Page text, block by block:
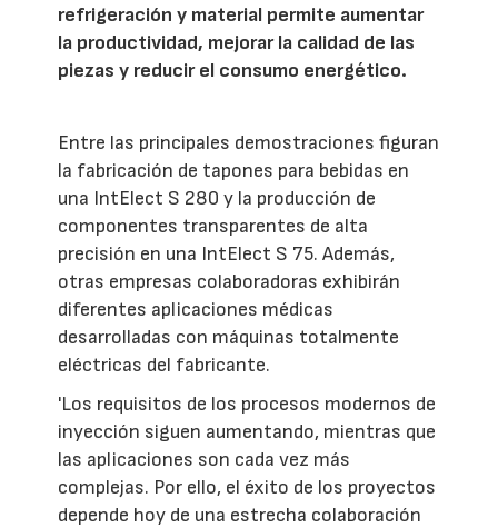
refrigeración y material permite aumentar
la productividad, mejorar la calidad de las
piezas y reducir el consumo energético.
Entre las principales demostraciones figuran
la fabricación de tapones para bebidas en
una IntElect S 280 y la producción de
componentes transparentes de alta
precisión en una IntElect S 75. Además,
otras empresas colaboradoras exhibirán
diferentes aplicaciones médicas
desarrolladas con máquinas totalmente
eléctricas del fabricante.
'Los requisitos de los procesos modernos de
inyección siguen aumentando, mientras que
las aplicaciones son cada vez más
complejas. Por ello, el éxito de los proyectos
depende hoy de una estrecha colaboración